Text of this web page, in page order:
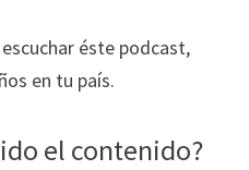
éste podcast,
en tu país.
el contenido?